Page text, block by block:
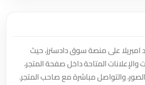
على منصة سوق دادسترز، حيث
المتاحة داخل صفحة المتجر،
والتواصل مباشرة مع صاحب المتجر.